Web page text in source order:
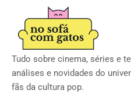
Tudo sobre cinema, séries e
análises e novidades do
fãs da cultura pop.